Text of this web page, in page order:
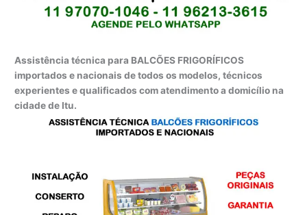
Assistência técnica para BALCÕES FRIGORÍFICOS
importados e nacionais de todos os modelos, técnicos
experientes e qualificados com atendimento a domicílio na
cidade de Itu.